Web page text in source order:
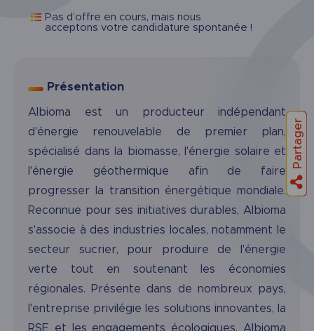
Pas d’offre en cours, mais nous
acceptons votre candidature spontanée !
Présentation
Albioma est un producteur indépendant
d'énergie renouvelable de premier plan,
spécialisé dans la biomasse, l'énergie solaire et
l'énergie géothermique afin de faire
progresser la transition énergétique mondiale.
Reconnue pour ses initiatives durables, Albioma
s'associe à des industries locales, notamment le
secteur sucrier, pour produire de l'énergie
verte tout en soutenant les économies
régionales. Présente dans de nombreux pays,
l'entreprise privilégie les solutions innovantes, la
RSE et les engagements écologiques. Albioma
Partager